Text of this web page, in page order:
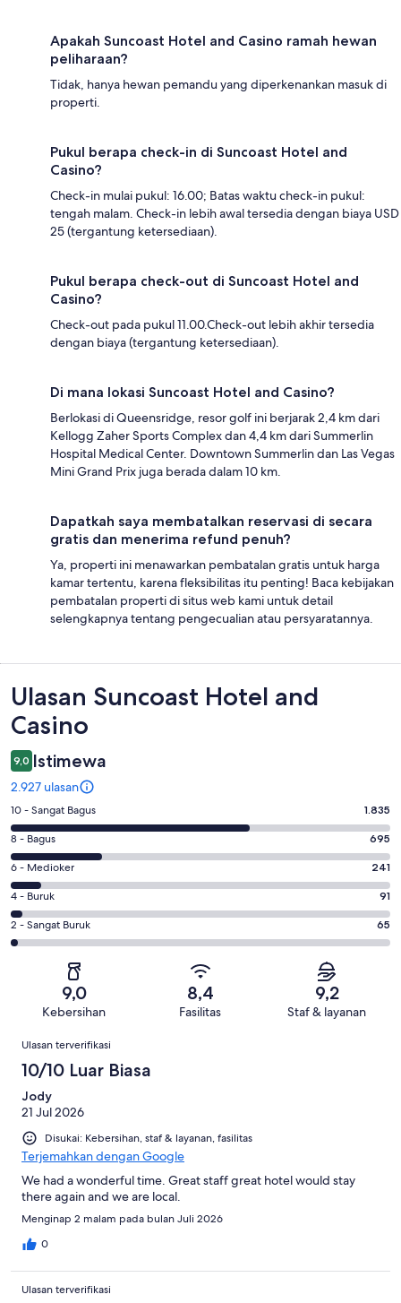
Apakah Suncoast Hotel and Casino ramah hewan
peliharaan?
Tidak, hanya hewan pemandu yang diperkenankan masuk di
properti.
Pukul berapa check-in di Suncoast Hotel and
Casino?
Check-in mulai pukul: 16.00; Batas waktu check-in pukul:
tengah malam. Check-in lebih awal tersedia dengan biaya USD
25 (tergantung ketersediaan).
Pukul berapa check-out di Suncoast Hotel and
Casino?
Check-out pada pukul 11.00.Check-out lebih akhir tersedia
dengan biaya (tergantung ketersediaan).
Di mana lokasi Suncoast Hotel and Casino?
Berlokasi di Queensridge, resor golf ini berjarak 2,4 km dari
Kellogg Zaher Sports Complex dan 4,4 km dari Summerlin
Hospital Medical Center. Downtown Summerlin dan Las Vegas
Mini Grand Prix juga berada dalam 10 km.
Dapatkah saya membatalkan reservasi di secara
gratis dan menerima refund penuh?
Ya, properti ini menawarkan pembatalan gratis untuk harga
kamar tertentu, karena fleksibilitas itu penting! Baca kebijakan
pembatalan properti di situs web kami untuk detail
selengkapnya tentang pengecualian atau persyaratannya.
Ulasan
Ulasan Suncoast Hotel and
Casino
9,0 Istimewa
2.927 ulasan
Penilaian
10
-
Sangat
Bagus.
1835
dari
2927
10 - Sangat Bagus 1.835
Penilaian
8
-
Bagus.
695
dari
8 - Bagus 695
Penilaian
6
-
Medioker.
241
6 - Medioker 241
Penilaian
4
-
4 - Buruk 91
Penilaian
2
dari
ulasan
2 - Sangat Buruk 65
9,0
Kebersihan
8,4
Fasilitas
9,2
Staf & layanan
Ulasan
Ulasan terverifikasi
10/10 Luar Biasa
Jody
21 Jul 2026
Disukai: Kebersihan, staf & layanan, fasilitas
Terjemahkan dengan Google
We had a wonderful time. Great staff great hotel would stay
there again and we are local.
Menginap 2 malam pada bulan Juli 2026
0
Ulasan terverifikasi